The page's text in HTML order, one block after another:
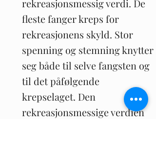
rekreasjonsmessig verdi. De
fleste fanger kreps for
rekreasjonens skyld. Stor
spenning og stemning knytter
seg både til selve fangsten og
til det påfølgende
krepselaget. Den
rekreasjonsmessige verdien